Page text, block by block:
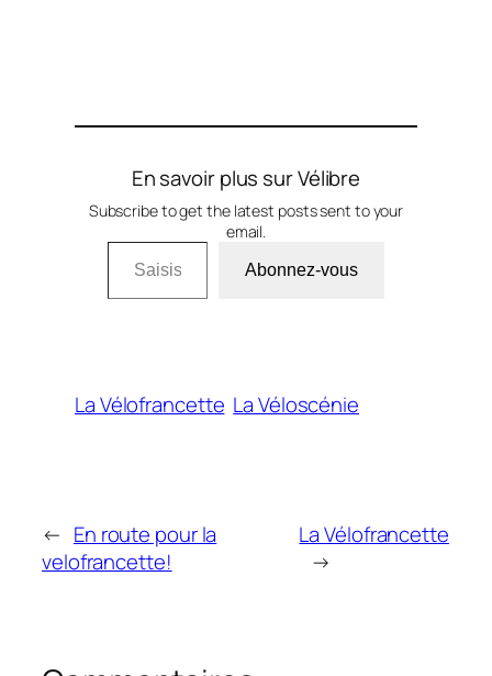
En savoir plus sur Vélibre
Subscribe to get the latest posts sent to your
email.
Saisissez votre adresse e-mail…
Abonnez-vous
La Vélofrancette La Véloscénie
← En route pour la
velofrancette!
La Vélofrancette
→